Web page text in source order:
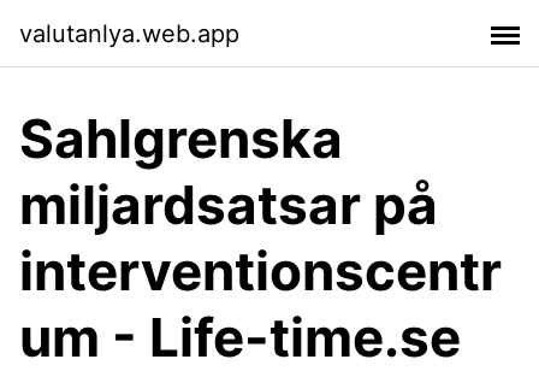
valutanlya.web.app
Sahlgrenska
miljardsatsar på
interventionscentr
um - Life-time.se